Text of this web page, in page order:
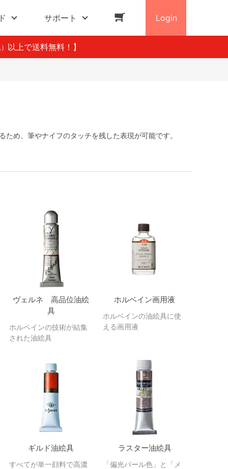
サポート Login
以上で送料無料！】
め、筆やナイフのタッチを残した表現が可能です。
ヴェルネ 高品位油絵
具
ホルベインの技術が結集
された油絵具
ホルベイン画用液
ホルベインの油絵具に使
える画用液
ギルド油絵具
すべてが単一顔料で高濃
ラスター油絵具
「偏光パール色」と「メ